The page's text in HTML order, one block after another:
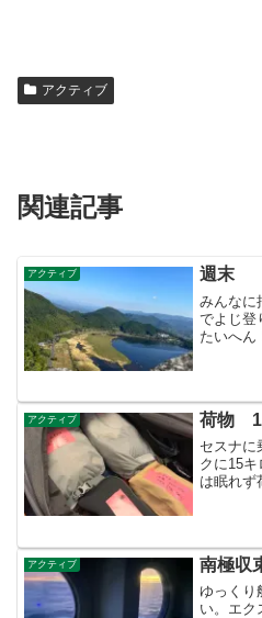
アクティブ
関連記事
アクティブ 週末
みんなに
でよじ
たいへん
過ぎ・・
アクティブ 荷物
セスナに
クに15
は眠れず
が定めた
アクティブ 南極収
ゆっくり
い。エク